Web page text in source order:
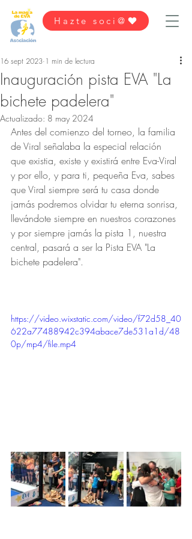
Hazte soci@
Inauguración pista EVA "La
bichete padelera"
16 sept 2023 1 min de lectura
Actualizado: 8 may 2024
Antes del comienzo del torneo, la familia
de Viral señalaba la especial relación
que existia, existe y existirá entre Eva-Viral
y por ello, y para ti, pequeña Eva, sabes
que Viral siempre será tu casa donde
jamás podremos olvidar tu eterna sonrisa,
llevándote siempre en nuestros corazones
y por siempre jamás la pista 1, nuestra
central, pasará a ser la Pista EVA "La
bichete padelera".
https://video.wixstatic.com/video/f72d58_40
622a77488942c394abace7de531a1d/48
0p/mp4/file.mp4